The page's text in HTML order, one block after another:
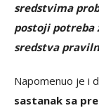
sredstvima
postoji potreba
sredstva
Napomenuo je i
sastanak sa